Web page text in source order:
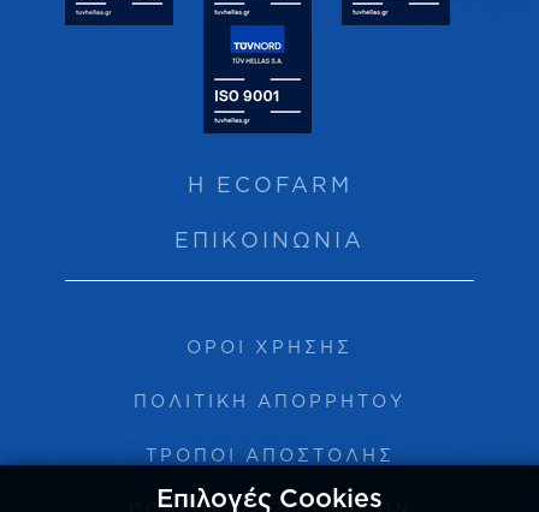
Η ECOFARM
ΕΠΙΚΟΙΝΩΝΙΑ
ΟΡΟΙ ΧΡΗΣΗΣ
ΠΟΛΙΤΙΚΗ ΑΠΟΡΡΗΤΟΥ
ΤΡΟΠΟΙ ΑΠΟΣΤΟΛΗΣ
Επιλογές Cookies